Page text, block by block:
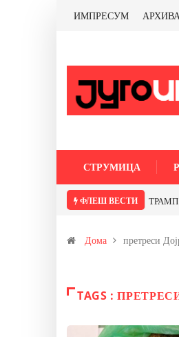
ИМПРЕСУМ
СТРУМИЦА
ФЛЕШ ВЕСТИ ТРАМП
Дома претреси
TAGS :